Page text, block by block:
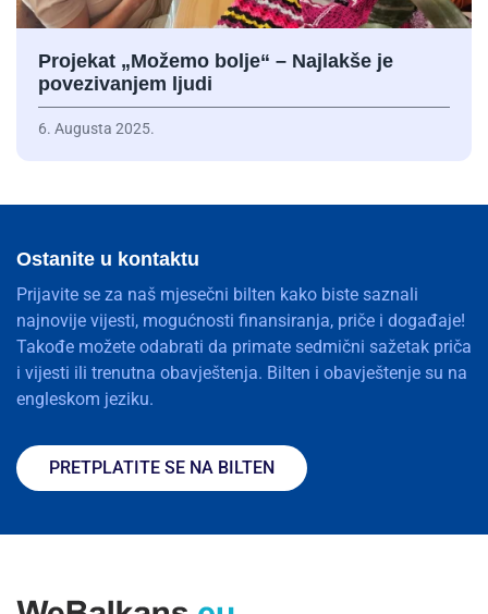
Projekat „Možemo bolje“ – Najlakše je
povezivanjem ljudi
6. Augusta 2025.
Ostanite u kontaktu
Prijavite se za naš mjesečni bilten kako biste saznali
najnovije vijesti, mogućnosti finansiranja, priče i događaje!
Takođe možete odabrati da primate sedmični sažetak priča
i vijesti ili trenutna obavještenja. Bilten i obavještenje su na
engleskom jeziku.
PRETPLATITE SE NA BILTEN